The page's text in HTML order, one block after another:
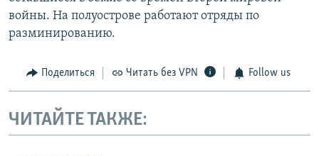
войны. На полуострове работают отряды по
разминированию.
Поделиться Читать без VPN Follow us
ЧИТАЙТЕ ТАКЖЕ: